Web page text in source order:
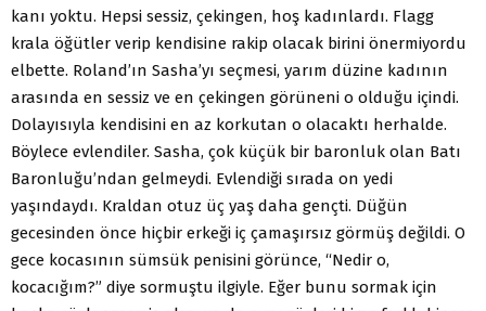
kanı yoktu. Hepsi sessiz, çekingen, hoş kadınlardı. Flagg
krala öğütler verip kendisine rakip olacak birini önermiyordu
elbette. Roland’ın Sasha’yı seçmesi, yarım düzine kadının
arasında en sessiz ve en çekingen görüneni o olduğu içindi.
Dolayısıyla kendisini en az korkutan o olacaktı herhalde.
Böylece evlendiler. Sasha, çok küçük bir baronluk olan Batı
Baronluğu’ndan gelmeydi. Evlendiği sırada on yedi
yaşındaydı. Kraldan otuz üç yaş daha gençti. Düğün
gecesinden önce hiçbir erkeği iç çamaşırsız görmüş değildi. O
gece kocasının sümsük penisini görünce, “Nedir o,
kocacığım?” diye sormuştu ilgiyle. Eğer bunu sormak için